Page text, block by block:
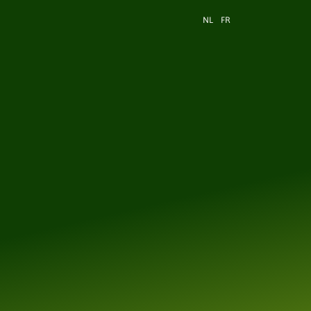
NL FR